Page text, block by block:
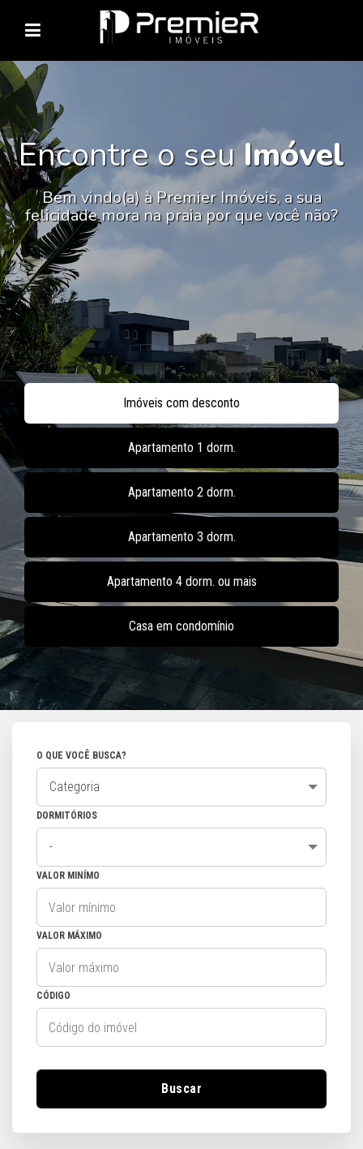
Encontre o seuImóvel
Bem vindo(a) à Premier Imóveis, a sua
felicidade mora na praia por que você não?
Imóveis com desconto
Apartamento 1 dorm.
Apartamento 2 dorm.
Apartamento 3 dorm.
Apartamento 4 dorm. ou mais
Casa em condomínio
O QUE VOCÊ BUSCA?
Categoria
DORMITÓRIOS
-
VALOR MINÍMO
VALOR MÁXIMO
CÓDIGO
Buscar